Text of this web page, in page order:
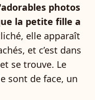
photos
la petite fille a
elle apparaît
et c’est dans
se trouve. Le
sont de face, un